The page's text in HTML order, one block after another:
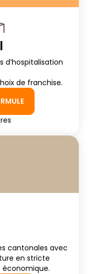
d’hospitalisation
de franchise.
cantonales avec
en stricte
économique.